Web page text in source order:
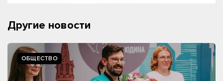
Другие новости
ОБЩЕСТВО